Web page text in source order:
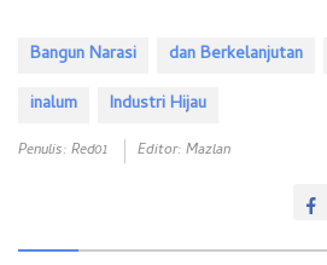
Bangun Narasi dan Berkelanjutan
inalum
Industri Hijau
Penulis: Red01 Editor: Mazlan